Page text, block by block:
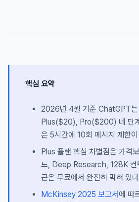
핵심 요약
2026년 4월 기준 ChatGPT
Plus($20), Pro($200) 네 단
은 5시간에 10회 메시지 제한
Plus 플랜 핵심 차별점은 가격
드, Deep Research, 128K 컨
근은 무료에서 완전히 막혀 있
McKinsey 2025 보고서 에 따